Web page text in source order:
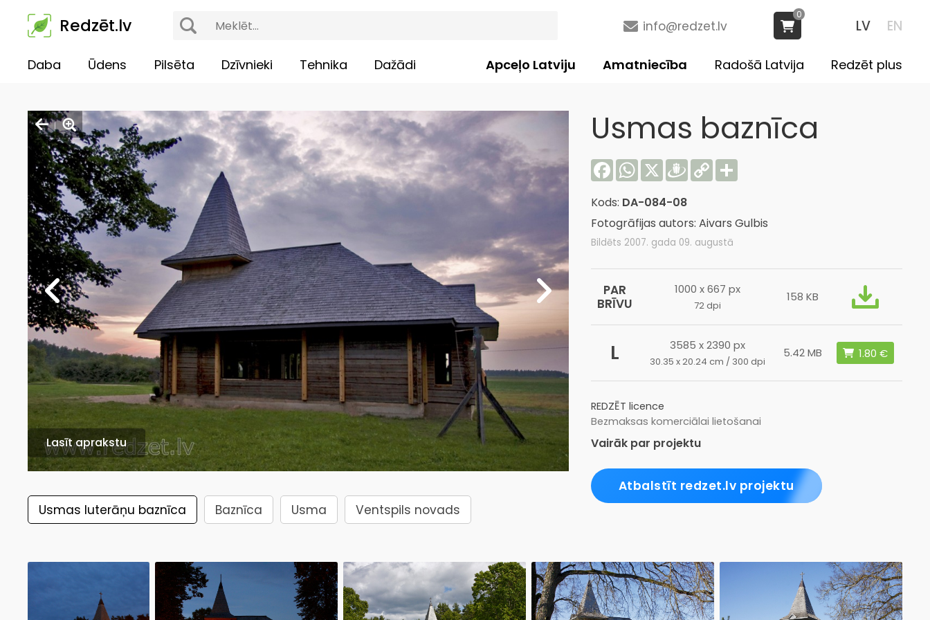
Redzēt.lv LV EN
info@redzet.lv
0
Daba Ūdens Pilsēta Dzīvnieki Tehnika Dažādi Redzēt plus
Radošā Latvija
Amatniecība
Apceļo Latviju
Lasīt aprakstu
Usmas luterāņu baznīca Baznīca Usma Ventspils novads
Usmas baznīca
Facebook
WhatsApp
X Draugiem
Copy
Link
Share
Kods: DA-084-08
Fotogrāfijas autors: Aivars Gulbis
Bildēts 2007. gada 09. augustā
PAR
BRĪVU
1000 x 667 px
72 dpi
158 KB
L 3585 x 2390 px
30.35 x 20.24 cm / 300 dpi
5.42 MB
REDZĒT licence
Bezmaksas komerciālai lietošanai
Vairāk par projektu
Atbalstīt redzet.lv projektu